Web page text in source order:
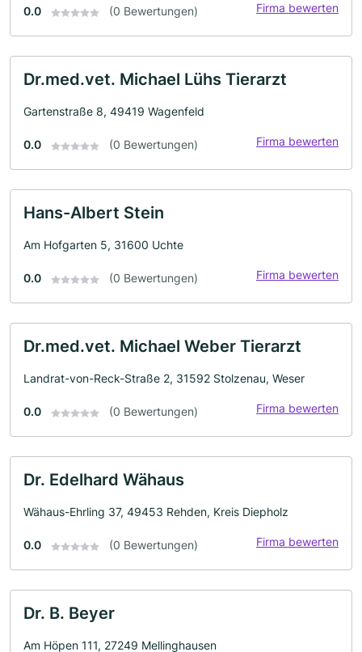
0.0 (0 Bewertungen) Firma bewerten
Dr.med.vet. Michael Lühs Tierarzt
Gartenstraße 8, 49419 Wagenfeld
0.0 (0 Bewertungen) Firma bewerten
Hans-Albert Stein
Am Hofgarten 5, 31600 Uchte
0.0 (0 Bewertungen) Firma bewerten
Dr.med.vet. Michael Weber Tierarzt
Landrat-von-Reck-Straße 2, 31592 Stolzenau, Weser
0.0 (0 Bewertungen) Firma bewerten
Dr. Edelhard Wähaus
Wähaus-Ehrling 37, 49453 Rehden, Kreis Diepholz
0.0 (0 Bewertungen) Firma bewerten
Dr. B. Beyer
Am Höpen 111, 27249 Mellinghausen